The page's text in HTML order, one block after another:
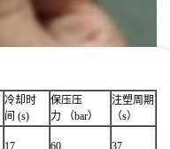
冷却时
间 (s)
保压压
力 （bar）
注塑周期
（s）
17 60
37